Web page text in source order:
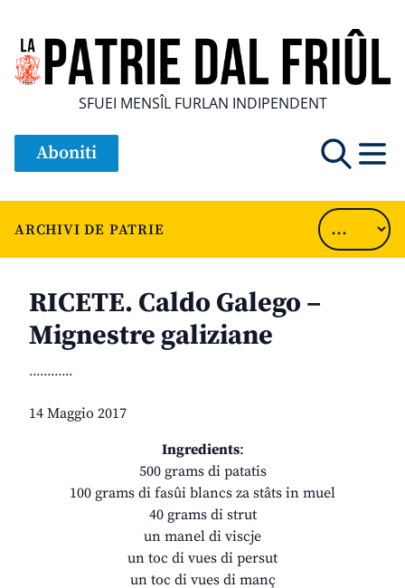
SFUEI MENSÎL FURLAN INDIPENDENT
Aboniti
ARCHIVI DE PATRIE
RICETE. Caldo Galego –
Mignestre galiziane
............
14 Maggio 2017
Ingredients:
500 grams di patatis
100 grams di fasûi blancs za stâts in muel
40 grams di strut
un manel di viscje
un toc di vues di persut
un toc di vues di manç